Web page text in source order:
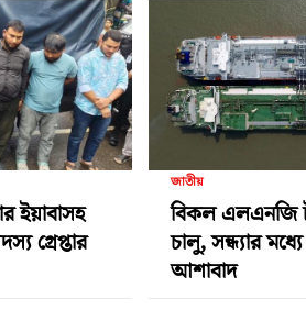
ইয়াবাসহ
গ্রেপ্তার
জাতীয়
বিকল এলএনজি
চালু, সন্ধ্যার
আশাবাদ